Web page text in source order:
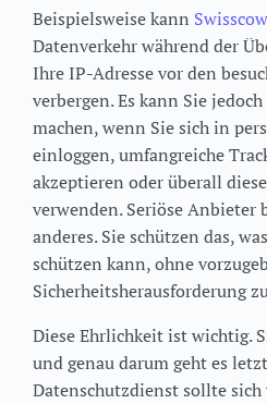
Beispielsweise kann
Datenverkehr während der
Ihre IP-Adresse vor den
verbergen. Es kann Sie
machen, wenn Sie sich in
einloggen, umfangreiche
akzeptieren oder überall
verwenden. Seriöse Anbieter
anderes. Sie schützen das,
schützen kann, ohne
Sicherheitsherausforderung
Diese Ehrlichkeit ist wichtig.
und genau darum geht es
Datenschutzdienst sollte sich